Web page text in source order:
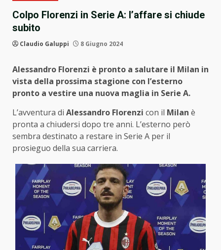
Colpo Florenzi in Serie A: l’affare si chiude
subito
Claudio Galuppi 8 Giugno 2024
Alessandro Florenzi è pronto a salutare il Milan in
vista della prossima stagione con l’esterno
pronto a vestire una nuova maglia in Serie A.
L’avventura di Alessandro Florenzi con il Milan è
pronta a chiudersi dopo tre anni. L’esterno però
sembra destinato a restare in Serie A per il
prosieguo della sua carriera.